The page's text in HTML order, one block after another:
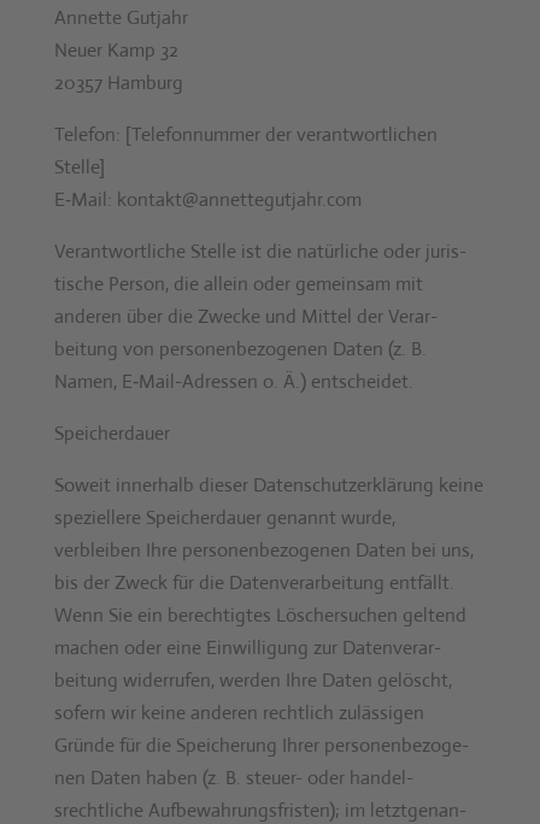
Annette Gut­jahr
Neuer Kamp 32
20357 Ham­burg
Tele­fon: [Tele­fon­num­mer der ver­ant­wortlichen
Stelle]
E‑Mail: kontakt@annettegutjahr.com
Ver­ant­wortliche Stelle ist die natür­liche oder juris­
tis­che Per­son, die allein oder gemein­sam mit
anderen über die Zwecke und Mit­tel der Ver­ar­
beitung von per­so­n­en­be­zo­ge­nen Dat­en (z. B.
Namen, E‑Mail-Adressen o. Ä.) entschei­det.
Spe­icher­dauer
Soweit inner­halb dieser Daten­schutzerk­lärung keine
speziellere Spe­icher­dauer genan­nt wurde,
verbleiben Ihre per­so­n­en­be­zo­ge­nen Dat­en bei uns,
bis der Zweck für die Daten­ver­ar­beitung ent­fällt.
Wenn Sie ein berechtigtes Lösch­er­suchen gel­tend
machen oder eine Ein­willi­gung zur Daten­ver­ar­
beitung wider­rufen, wer­den Ihre Dat­en gelöscht,
sofern wir keine anderen rechtlich zuläs­si­gen
Gründe für die Spe­icherung Ihrer per­so­n­en­be­zo­ge­
nen Dat­en haben (z. B. steuer- oder han­del­
srechtliche Auf­be­wahrungs­fris­ten); im let­zt­ge­nan­